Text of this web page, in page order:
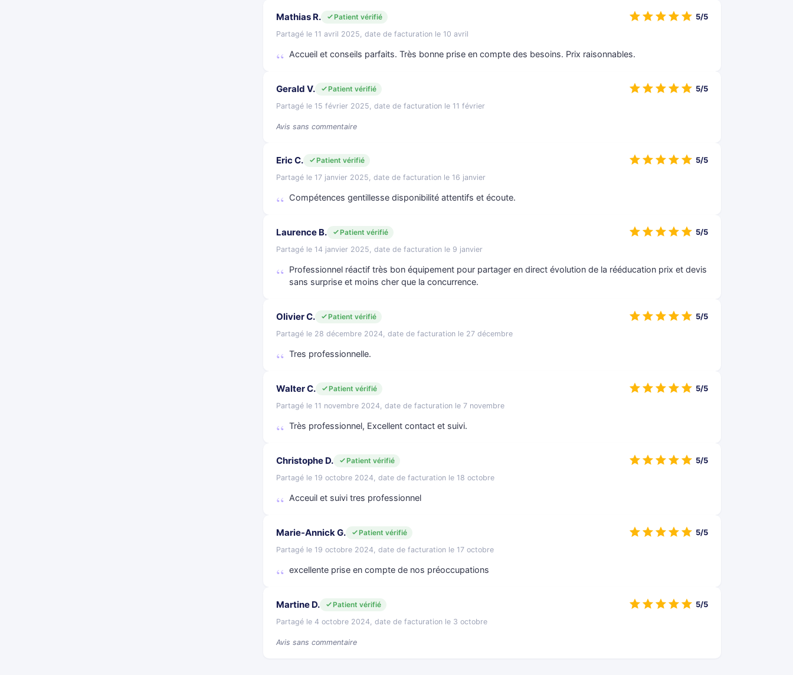
Mathias R.
Patient vérifié
Partagé le 11 avril 2025, date de facturation le 10 avril
Accueil et conseils parfaits. Très bonne prise en compte des besoins. Prix raisonnables.
5/5
Gerald V.
Patient vérifié
Partagé le 15 février 2025, date de facturation le 11 février
Avis sans commentaire
5/5
Eric C.
Patient vérifié
Partagé le 17 janvier 2025, date de facturation le 16 janvier
Compétences gentillesse disponibilité attentifs et écoute.
5/5
Laurence B.
Patient vérifié
Partagé le 14 janvier 2025, date de facturation le 9 janvier
Professionnel réactif très bon équipement pour partager en direct évolution de la rééducation prix et devis
sans surprise et moins cher que la concurrence.
5/5
Olivier C.
Patient vérifié
Partagé le 28 décembre 2024, date de facturation le 27 décembre
Tres professionnelle.
5/5
Walter C.
Patient vérifié
Partagé le 11 novembre 2024, date de facturation le 7 novembre
Très professionnel, Excellent contact et suivi.
5/5
Christophe D.
Patient vérifié
Partagé le 19 octobre 2024, date de facturation le 18 octobre
Acceuil et suivi tres professionnel
5/5
Marie-Annick G.
Patient vérifié
Partagé le 19 octobre 2024, date de facturation le 17 octobre
excellente prise en compte de nos préoccupations
5/5
Martine D.
Patient vérifié
Partagé le 4 octobre 2024, date de facturation le 3 octobre
Avis sans commentaire
5/5